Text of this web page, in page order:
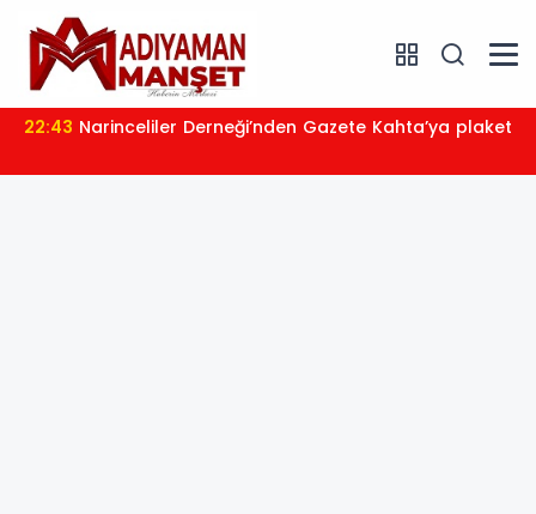
22:43 Narinceliler Derneği’nden Gazete Kahta’ya plaket